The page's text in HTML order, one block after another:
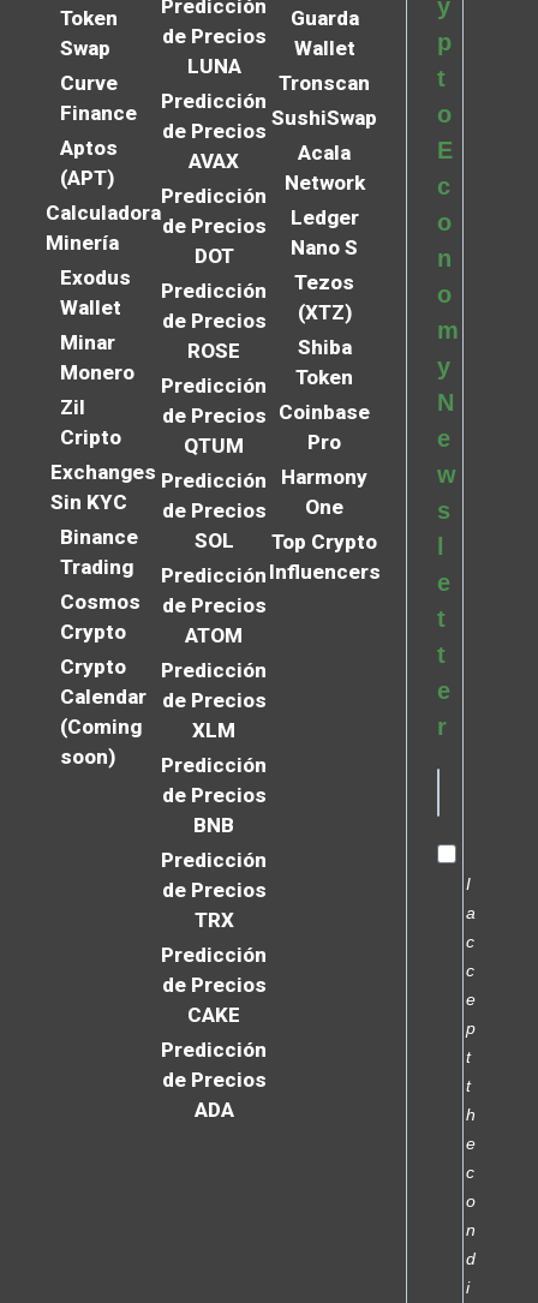
Token
Swap
Curve
Finance
Aptos
(APT)
Calculadora
Minería
Exodus
Wallet
Minar
Monero
Zil
Cripto
Exchanges
Sin KYC
Binance
Trading
Cosmos
Crypto
Crypto
Calendar
(Coming
soon)
Predicción
de Precios
LUNA
Predicción
de Precios
AVAX
Predicción
de Precios
DOT
Predicción
de Precios
ROSE
Predicción
de Precios
QTUM
Predicción
de Precios
SOL
Predicción
de Precios
ATOM
Predicción
de Precios
XLM
Predicción
de Precios
BNB
Predicción
de Precios
TRX
Predicción
de Precios
CAKE
Predicción
de Precios
ADA
Guarda
Wallet
Tronscan
SushiSwap
Acala
Network
Ledger
Nano S
Tezos
(XTZ)
Shiba
Token
Coinbase
Pro
Harmony
One
Top Crypto
Influencers
y
p
t
o
E
c
o
n
o
m
y
N
e
w
s
e
t
t
e
r
I
a
c
c
e
p
t
t
h
e
c
o
n
d
i